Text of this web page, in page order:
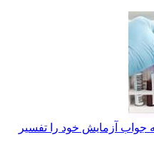
جواب آزمایش خود را تفسیر